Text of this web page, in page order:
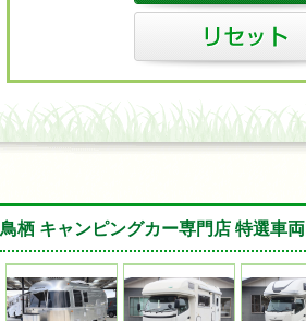
鳥栖 キャンピングカー専門店 特選車両